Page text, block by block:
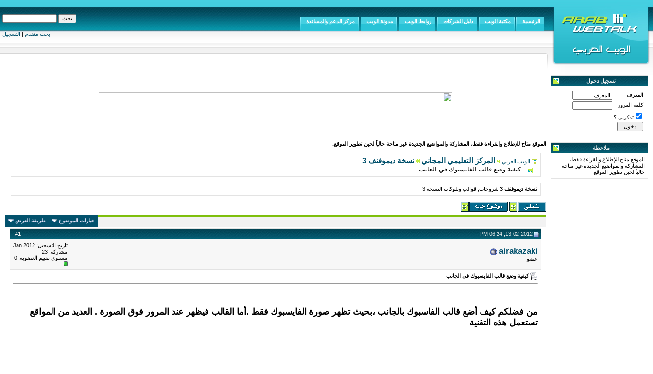
بحث متقدم | التسجيل
الرئيسية مكتبة الويب دليل الشركات روابط الويب مدونة الويب مركز الدعم والمساندة
تسجيل دخول
المعرف
كلمة المرور
تذكرني ؟
ملاحظة
الموقع متاح للإطلاع والقراءة فقط،
المشاركة والمواضيع الجديدة غير متاحة
حالياً لحين تطوير الموقع.
الموقع متاح للإطلاع والقراءة فقط، المشاركة والمواضيع الجديدة غير متاحة حالياً لحين تطوير الموقع.
الويب العربي المركز التعليمي المجاني نسخة ديموفنف 3
كيفية وضع قالب الفايسبوك في الجانب
نسخة ديموفنف 3 شروحات, قوالب وبلوكات النسخة 3
خيارات الموضوع طريقة العرض
#1
airakazaki
عضو
تاريخ التسجيل: Jan 2012
مشاركة: 23
مستوى تقييم العضوية: 0
كيفية وضع قالب الفايسبوك في الجانب
من فضلكم كيف أضع قالب الفاسبوك بالجانب ،بحيث تظهر صورة الفايسبوك فقط .أما القالب فيظهر عند المرور فوق الصورة . العديد من المواقع
تستعمل هذه التقنية